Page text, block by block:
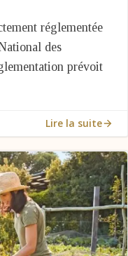
réglementée
des
prévoit
Lire la suite